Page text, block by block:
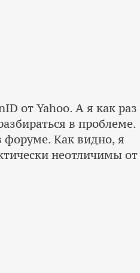
от Yahoo. А я как раз
в проблеме.
форуме. Как видно, я
неотличимы от